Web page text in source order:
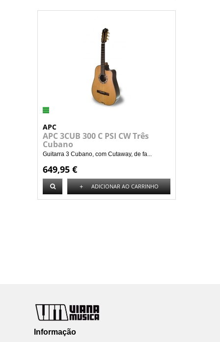
APC
APC 3CUB 300 C PSI CW Três
Cubano
Guitarra 3 Cubano, com Cutaway, de fa...
649,95 €
+ ADICIONAR AO CARRINHO
Informação